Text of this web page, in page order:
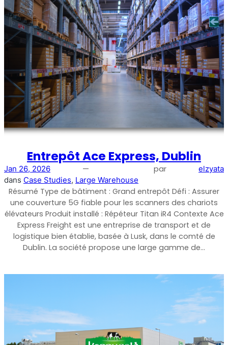
RouterAmp
Amélioration du signal cellulaire vers le routeur.
StellaControl
Surveillance à distance
Entrepôt Ace Express, Dublin
Jan 26, 2026 — par
elzyata
dans Case Studies, Large Warehouse
Résumé Type de bâtiment : Grand entrepôt Défi : Assurer
une couverture 5G fiable pour les scanners des chariots
élévateurs Produit installé : Répéteur Titan iR4 Contexte Ace
Express Freight est une entreprise de transport et de
logistique bien établie, basée à Lusk, dans le comté de
Dublin. La société propose une large gamme de…